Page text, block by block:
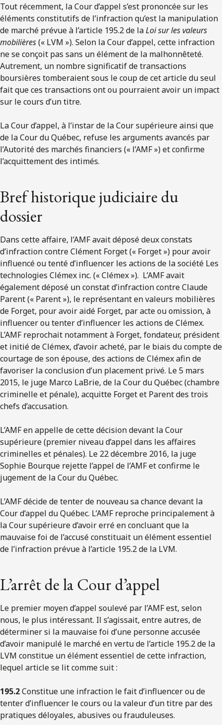
Tout récemment, la Cour d’appel s’est prononcée sur les
éléments constitutifs de l’infraction qu’est la manipulation
de marché prévue à l’article 195.2 de laLoi sur les valeurs
mobilières(« LVM »). Selon la Cour d’appel, cette infraction
ne se conçoit pas sans un élément de la malhonnêteté.
Autrement, un nombre significatif de transactions
boursières tomberaient sous le coup de cet article du seul
fait que ces transactions ont ou pourraient avoir un impact
sur le cours d’un titre.
La Cour d’appel, à l’instar de la Cour supérieure ainsi que
de la Cour du Québec, refuse les arguments avancés par
l’Autorité des marchés financiers (« l’AMF ») et confirme
l’acquittement des intimés.
Bref historique judiciaire du
dossier
Dans cette affaire, l’AMF avait déposé deux constats
d’infraction contre Clément Forget (« Forget ») pour avoir
influencé ou tenté d’influencer les actions de la société Les
technologies Clémex inc. (« Clémex »). L’AMF avait
également déposé un constat d’infraction contre Claude
Parent (« Parent »), le représentant en valeurs mobilières
de Forget, pour avoir aidé Forget, par acte ou omission, à
influencer ou tenter d’influencer les actions de Clémex.
L’AMF reprochait notamment à Forget, fondateur, président
et initié de Clémex, d’avoir acheté, par le biais du compte de
courtage de son épouse, des actions de Clémex afin de
favoriser la conclusion d’un placement privé. Le 5 mars
2015, le juge Marco LaBrie, de la Cour du Québec (chambre
criminelle et pénale), acquitte Forget et Parent des trois
chefs d’accusation.
L’AMF en appelle de cette décision devant la Cour
supérieure (premier niveau d’appel dans les affaires
criminelles et pénales). Le 22 décembre 2016, la juge
Sophie Bourque rejette l’appel de l’AMF et confirme le
jugement de la Cour du Québec.
L’AMF décide de tenter de nouveau sa chance devant la
Cour d’appel du Québec. L’AMF reproche principalement à
la Cour supérieure d’avoir erré en concluant que la
mauvaise foi de l’accusé constituait un élément essentiel
de l’infraction prévue à l’article 195.2 de la LVM.
L’arrêt de la Cour d’appel
Le premier moyen d’appel soulevé par l’AMF est, selon
nous, le plus intéressant. Il s’agissait, entre autres, de
déterminer si la mauvaise foi d’une personne accusée
d’avoir manipulé le marché en vertu de l’article 195.2 de la
LVM constitue un élément essentiel de cette infraction,
lequel article se lit comme suit :
195.2Constitue une infraction le fait d’influencer ou de
tenter d’influencer le cours ou la valeur d’un titre par des
pratiques déloyales, abusives ou frauduleuses.